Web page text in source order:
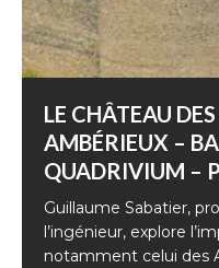
LE CHÂTEAU
AMBÉRIEUX –
QUADRIVIUM –
Guillaume Sabatier,
l’ingénieur, explore
notamment celui des